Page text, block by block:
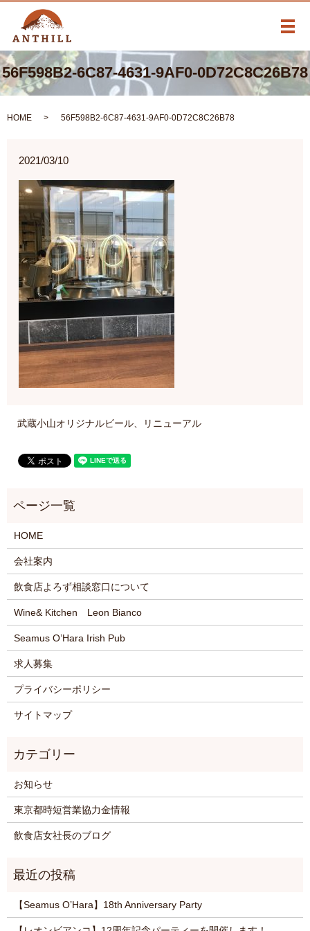
メ
56F598B2-6C87-4631-9AF0-0D72C8C26B78
HOME 56F598B2-6C87-4631-9AF0-0D72C8C26B78
2021/03/10
武蔵小山オリジナルビール、リニューアル
HOME
会社案内
飲食店よろず相談窓口について
Wine& Kitchen Leon Bianco
Seamus O’Hara Irish Pub
求人募集
プライバシーポリシー
サイトマップ
お知らせ
東京都時短営業協力金情報
飲食店女社長のブログ
【Seamus O’Hara】18th Anniversary Party